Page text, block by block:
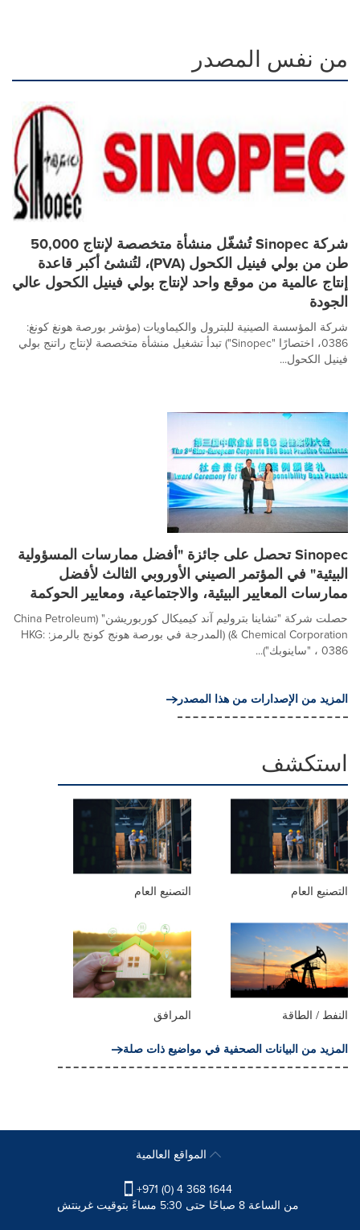
من نفس المصدر
شركة Sinopec تُشغّل منشأة متخصصة لإنتاج 50,000
طن من بولي فينيل الكحول (PVA)، لتُنشئ أكبر قاعدة
إنتاج عالمية من موقع واحد لإنتاج بولي فينيل الكحول عالي
الجودة
شركة المؤسسة الصينية للبترول والكيماويات (مؤشر بورصة هونغ كونغ:
0386، اختصارًا "Sinopec") تبدأ تشغيل منشأة متخصصة لإنتاج راتنج بولي
فينيل الكحول...
Sinopec تحصل على جائزة "أفضل ممارسات المسؤولية
البيئية" في المؤتمر الصيني الأوروبي الثالث لأفضل
ممارسات المعايير البيئية، والاجتماعية، ومعايير الحوكمة
حصلت شركة "تشاينا بتروليم آند كيميكال كوربوريشن" (China Petroleum
& Chemical Corporation) (المدرجة في بورصة هونج كونج بالرمز: HKG:
0386 ، "ساينوبك")...
المزيد من الإصدارات من هذا المصدر
استكشف
التصنيع العام التصنيع العام
النفط / الطاقة
المرافق
المزيد من البيانات الصحفية في مواضيع ذات صلة
+971 (0) 4 368 1644
من الساعة 8 صباحًا حتى 5:30 مساءً بتوقيت غرينتش